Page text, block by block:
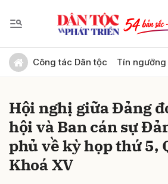
Công tác Dân tộc Tín
Hội nghị giữa Đảng
hội và Ban cán sự
phủ về kỳ họp thứ 5,
Khoá XV
Gửi bình luận